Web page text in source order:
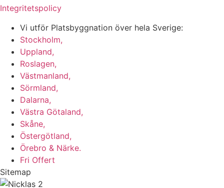
Integritetspolicy
Vi utför Platsbyggnation över hela Sverige:
Stockholm,
Uppland,
Roslagen,
Västmanland,
Sörmland,
Dalarna,
Västra Götaland,
Skåne,
Östergötland,
Örebro & Närke.
Fri Offert
Sitemap